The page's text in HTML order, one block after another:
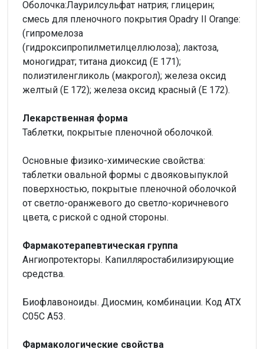
Оболочка:Лаурилсульфат натрия; глицерин;
смесь для пленочного покрытия Opadry II Orange:
(гипромелоза
(гидроксипропилметилцеллюлоза); лактоза,
моногидрат; титана диоксид (Е 171);
полиэтиленгликоль (макрогол); железа оксид
желтый (Е 172); железа оксид красный (Е 172).
Лекарственная форма
Таблетки, покрытые пленочной оболочкой.
Основные физико-химические свойства:
таблетки овальной формы с двояковыпуклой
поверхностью, покрытые пленочной оболочкой
от светло-оранжевого до светло-коричневого
цвета, с риской с одной стороны.
Фармакотерапевтическая группа
Ангиопротекторы. Капилляростабилизирующие
средства.
Биофлавоноиды. Диосмин, комбинации. Код ATХ
С05С A53.
Фармакологические свойства